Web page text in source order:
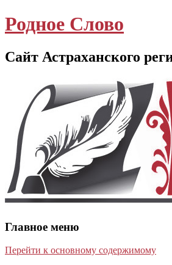
Родное Слово
Сайт Астраханского
Главное меню
Перейти к основному содержимому